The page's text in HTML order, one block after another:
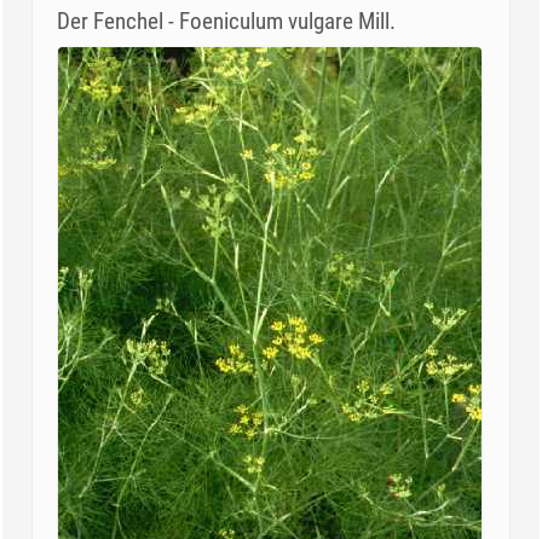
Der Fenchel - Foeniculum vulgare Mill.